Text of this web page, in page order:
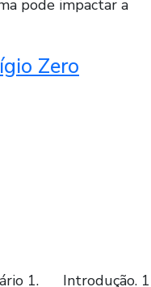
pode impactar a
Zero
1. Introdução. 1